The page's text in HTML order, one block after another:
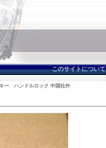
このサイトについて
ハンドルロック 中国社外